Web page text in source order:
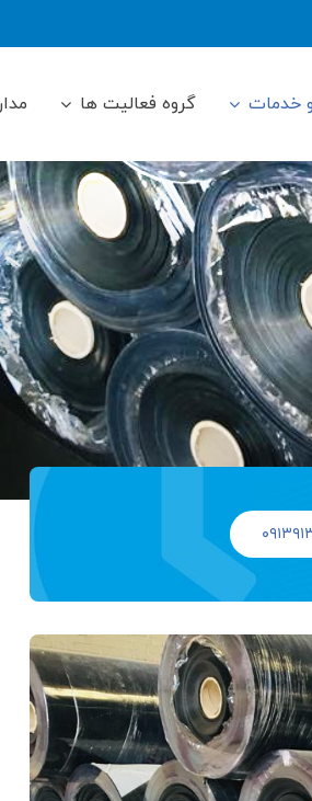
خدمات گروه فعالیت ها